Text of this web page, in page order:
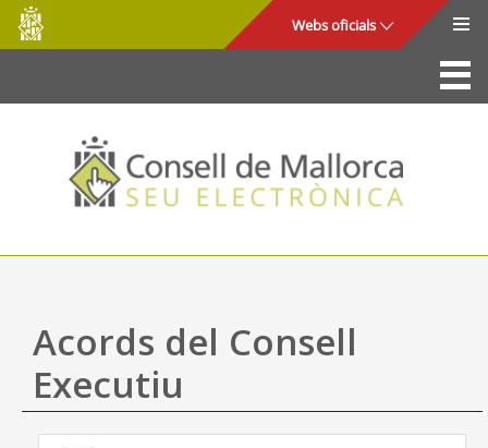
Salta al contingut principal
Consell
de
Mallorca
Webs oficials
La Seu
Consell de Mallorca
Accés i seguretat
Utilitats
Ajuda
Acords del Consell
Executiu